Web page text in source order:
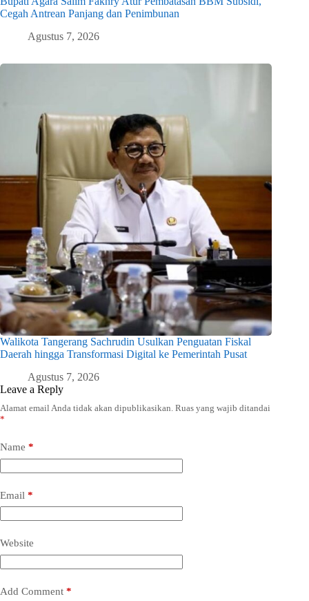
Cegah Antrean Panjang dan Penimbunan
Agustus 7, 2026
Walikota Tangerang Sachrudin Usulkan Penguatan Fiskal
Daerah hingga Transformasi Digital ke Pemerintah Pusat
Agustus 7, 2026
Leave a Reply
Alamat email Anda tidak akan dipublikasikan. Ruas yang wajib ditandai
*
Name *
Email *
Website
Add Comment *